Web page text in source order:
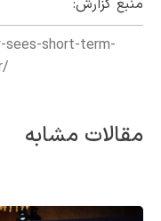
منبع گزارش:
short-term-
مقالات مشابه